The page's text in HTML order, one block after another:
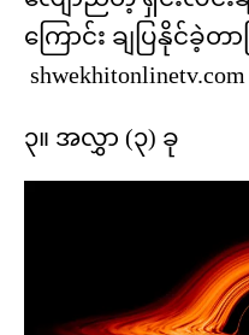
ကြောင်း ချပြနိုင်ခဲ့တ
shwekhitonlinetv.com
၃။ အလွှာ (၃) ခု